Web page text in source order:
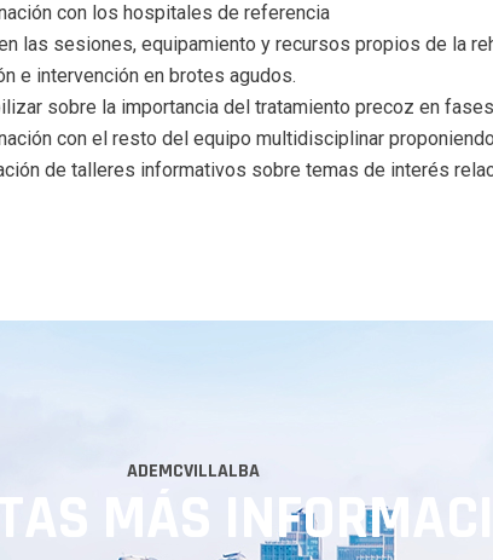
con los hospitales de referencia
las sesiones, equipamiento y recursos propios de la
e intervención en brotes agudos.
sobre la importancia del tratamiento precoz en
con el resto del equipo multidisciplinar
de talleres informativos sobre temas de interés
ADEMCVILLALBA
MÁS